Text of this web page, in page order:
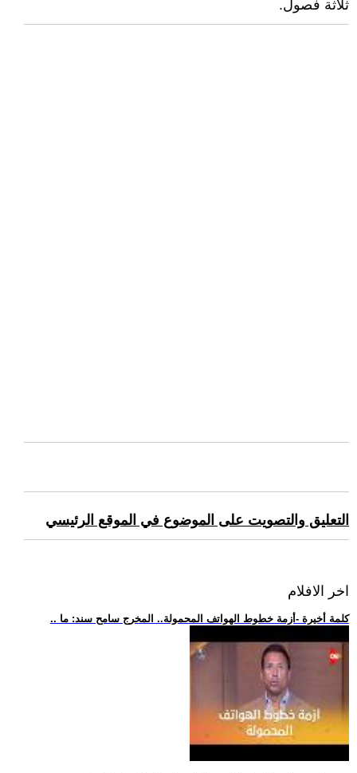
ثلاثة فصول.
التعليق والتصويت على الموضوع في الموقع الرئيسي
اخر الافلام
.. كلمة أخيرة -أزمة خطوط الهواتف المحمولة.. المخرج سامح سند: ما